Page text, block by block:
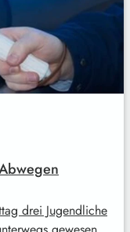
drei Jugendliche